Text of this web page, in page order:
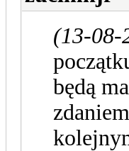
(13-08-
będą